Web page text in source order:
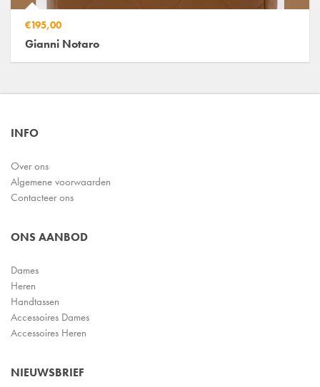
€195,00
Gianni Notaro
INFO
Over ons
Algemene voorwaarden
Contacteer ons
ONS AANBOD
Dames
Heren
Handtassen
Accessoires Dames
Accessoires Heren
NIEUWSBRIEF